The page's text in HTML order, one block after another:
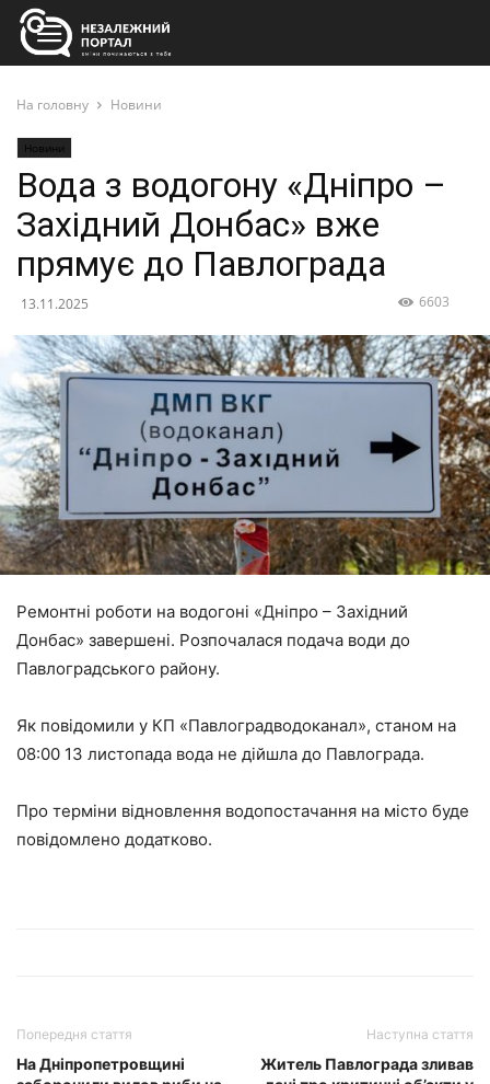
На головну Новини
Новини
Вода з водогону «Дніпро –
Західний Донбас» вже
прямує до Павлограда
13.11.2025 6603
Ремонтні роботи на водогоні «Дніпро – Західний
Донбас» завершені. Розпочалася подача води до
Павлоградського району.
Як повідомили у КП «Павлоградводоканал», станом на
08:00 13 листопада вода не дійшла до Павлограда.
Про терміни відновлення водопостачання на місто буде
повідомлено додатково.
Попередня стаття
На Дніпропетровщині
Наступна стаття
Житель Павлограда зливав